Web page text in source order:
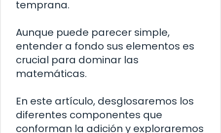
temprana.
Aunque puede parecer simple,
entender a fondo sus elementos es
crucial para dominar las
matemáticas.
En este artículo, desglosaremos los
diferentes componentes que
conforman la adición y exploraremos